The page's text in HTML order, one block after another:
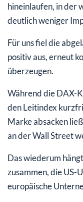
hineinlaufen, in der
deutlich weniger
Für uns fiel die
positiv aus, erneut
überzeugen.
Während die DAX-
den Leitindex
Marke absacken
an der Wall Street
Das wiederum
zusammen, die US-
europäische